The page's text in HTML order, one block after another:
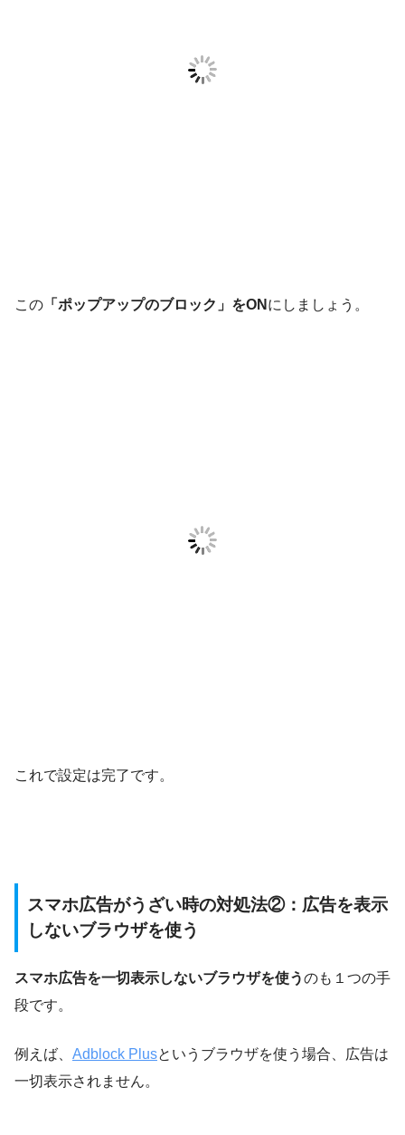
この 「ポップアップのブロック」をON にしましょう。
これで設定は完了です。
スマホ広告がうざい時の対処法②：広告を表示
しないブラウザを使う
スマホ広告を一切表示しないブラウザを使うのも１つの手
段です。
例えば、 Adblock Plusというブラウザを使う場合、広告は
一切表示されません。